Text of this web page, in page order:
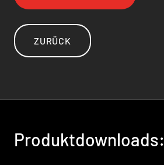
ZURÜCK
Produktdownloads: